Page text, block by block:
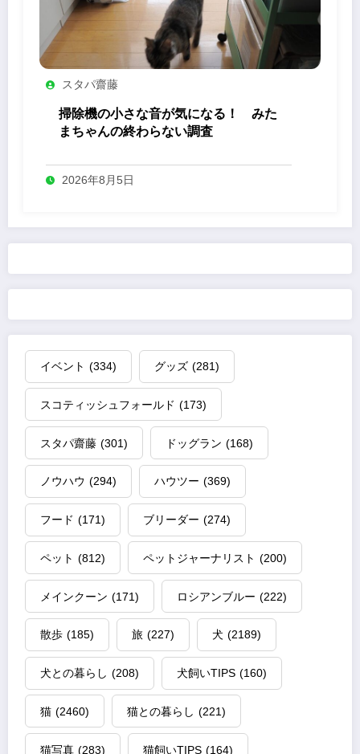
スタパ齋藤
掃除機の小さな音が気になる！ みた
まちゃんの終わらない調査
2026年8月5日
イベント (334) グッズ (281)
スコティッシュフォールド (173)
スタパ齋藤 (301) ドッグラン (168)
ノウハウ (294) ハウツー (369)
フード (171) ブリーダー (274)
ペット (812) ペットジャーナリスト (200)
メインクーン (171) ロシアンブルー (222)
散歩 (185) 旅 (227) 犬 (2189)
犬との暮らし (208) 犬飼いTIPS (160)
猫 (2460) 猫との暮らし (221)
猫写真 (283) 猫飼いTIPS (164)